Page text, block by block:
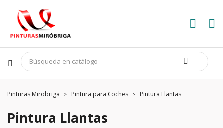
Pinturas Mirobriga Pintura para Coches Pintura Llantas
Pintura Llantas